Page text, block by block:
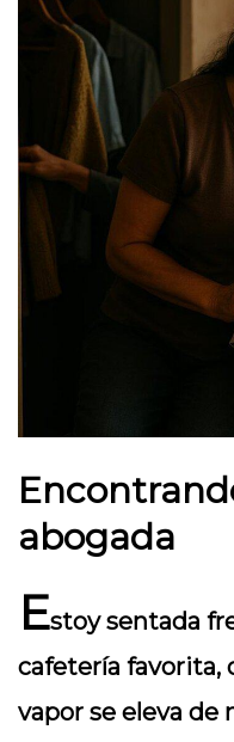
abogada
Estoy sentada
cafetería favorita,
vapor se eleva